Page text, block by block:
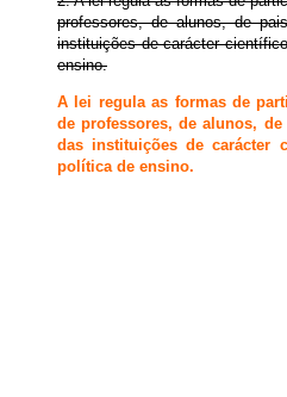
professores, de alunos, de
instituições de carácter
ensino.
A lei regula as formas de
de professores, de alunos,
das instituições de carácter
política de ensino.